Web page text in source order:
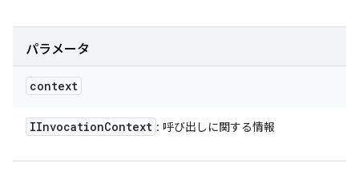
パラメータ
context
IInvocationContext : 呼び出しに関する情報